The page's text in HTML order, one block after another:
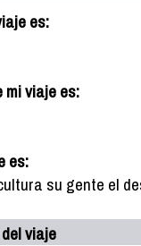
es:
mi viaje es:
es:
su gente el
viaje